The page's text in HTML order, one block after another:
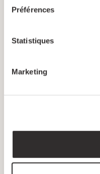
Préférences
Statistiques
Marketing